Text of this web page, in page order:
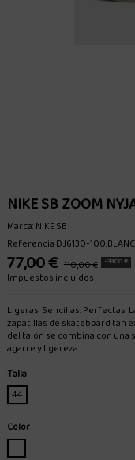
NIKE SB ZOOM
Marca:NIKE SB
ReferenciaDJ6130-
77,00 € 110,00 € -33,00 €
Impuestos incluidos
Ligeras. Sencillas. Perfectas.
zapatillas de skateboard tan
del talón se combina con
agarre y ligereza.
Talla
44
Color